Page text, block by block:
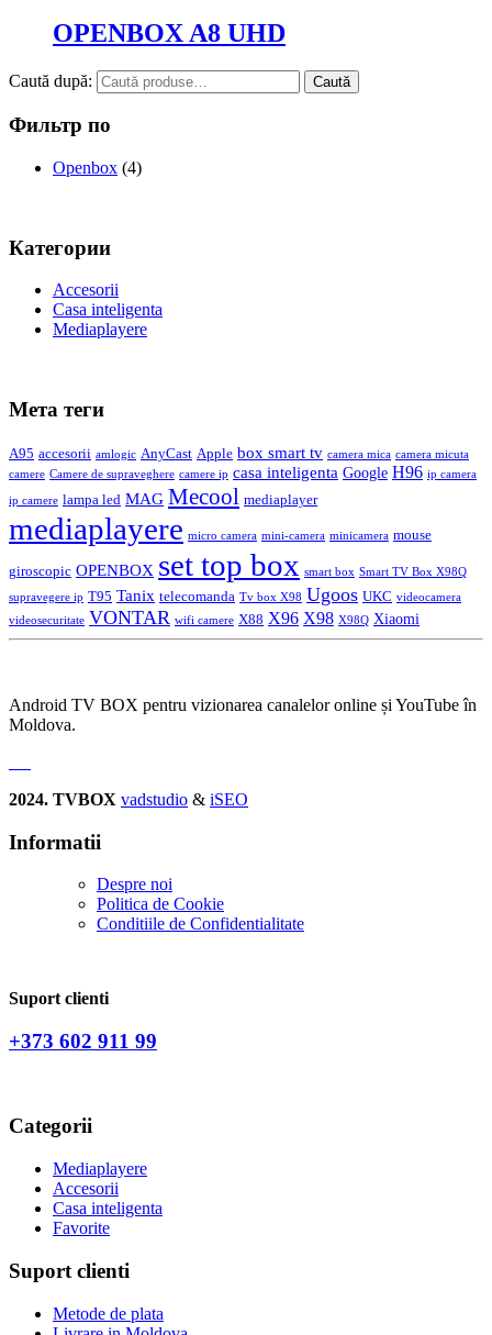
OPENBOX A8 UHD
Caută după: Caută
Фильтр по
Openbox (4)
Категории
Accesorii
Casa inteligenta
Mediaplayere
Мета теги
A95 accesorii amlogic AnyCast Apple box smart tv camera mica camera micuta
camere Camere de supraveghere camere ip casa inteligenta Google H96 ip camera
ip camere lampa led MAG Mecool mediaplayer
mediaplayere micro camera mini-camera minicamera mouse
giroscopic OPENBOX set top box smart box Smart TV Box X98Q
supravegere ip T95 Tanix telecomanda Tv box X98 Ugoos UKC videocamera
videosecuritate VONTAR wifi camere X88 X96 X98 X98Q Xiaomi
Android TV BOX pentru vizionarea canalelor online și YouTube în
Moldova.
2024. TVBOX vadstudio & iSEO
Informatii
Despre noi
Politica de Сookie
Conditiile de Confidentialitate
Suport clienti
+373 602 911 99
Categorii
Mediaplayere
Accesorii
Casa inteligenta
Favorite
Suport clienti
Metode de plata